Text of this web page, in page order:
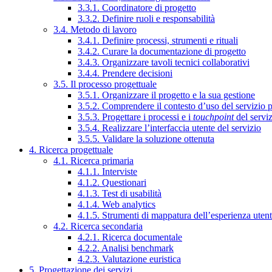
3.3.1. Coordinatore di progetto
3.3.2. Definire ruoli e responsabilità
3.4. Metodo di lavoro
3.4.1. Definire processi, strumenti e rituali
3.4.2. Curare la documentazione di progetto
3.4.3. Organizzare tavoli tecnici collaborativi
3.4.4. Prendere decisioni
3.5. Il processo progettuale
3.5.1. Organizzare il progetto e la sua gestione
3.5.2. Comprendere il contesto d’uso del servizio
3.5.3. Progettare i processi e i touchpointdel
3.5.4. Realizzare l’interfaccia utente del servizio
3.5.5. Validare la soluzione ottenuta
4. Ricerca progettuale
4.1. Ricerca primaria
4.1.1. Interviste
4.1.2. Questionari
4.1.3. Test di usabilità
4.1.4. Web analytics
4.1.5. Strumenti di mappatura dell’esperienza
4.2. Ricerca secondaria
4.2.1. Ricerca documentale
4.2.2. Analisi benchmark
4.2.3. Valutazione euristica
5. Progettazione dei servizi